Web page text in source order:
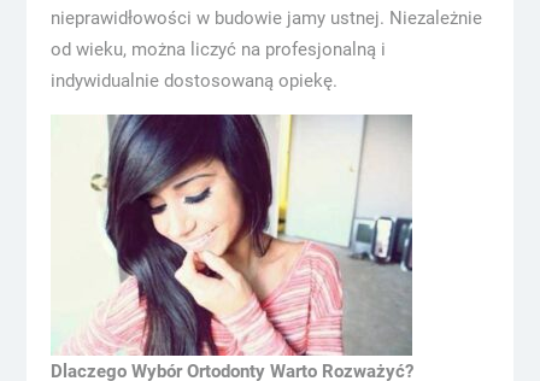
nieprawidłowości w budowie jamy ustnej. Niezależnie
od wieku, można liczyć na profesjonalną i
indywidualnie dostosowaną opiekę.
Dlaczego Wybór Ortodonty Warto Rozważyć?